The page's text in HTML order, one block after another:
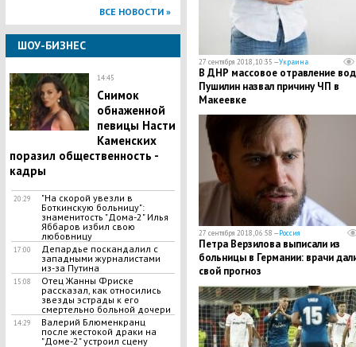
ВСЕ НОВОСТИ »
ШОУ-БИЗНЕС
14:45
Снимок
обнаженной
певицы Насти
Каменских
поразил общественность -
кадры
20:29
"На скорой увезли в
Боткинскую больницу":
знаменитость "Дома-2" Илья
Яббаров избил свою
любовницу
17:00
Депардье поскандалил с
западными журналистами
из-за Путина
15:08
Отец Жанны Фриске
рассказал, как относились
звезды эстрады к его
смертельно больной дочери
14:29
Валерий Блюменкранц
после жестокой драки на
"Доме-2" устроил сцену
27 сентября 2018, 10:35 —Украина
В ДНР массовое отравление
Пушилин назвал причину ЧП в
Макеевке
27 сентября 2018, 06:58 —Россия
Петра Верзилова выписали из
больницы в Германии: врачи
свой прогноз